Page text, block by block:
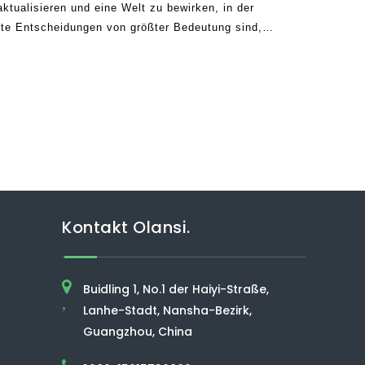
und eine Welt zu bewirken, in der
Entscheidungen von größter Bedeutung sind,
Kontakt Olansi.
,
Buidling 1, No.1 der Haiyi-Straße,
Lanhe-Stadt, Nansha-Bezirk,
Guangzhou, China